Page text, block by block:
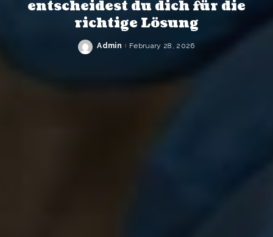
entscheidest du dich für die
richtige Lösung
Posted
Admin February 28, 2026